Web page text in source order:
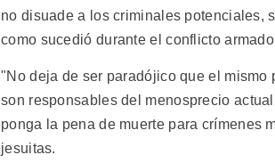
no disuade a los criminales potenciales,
como sucedió durante el conflicto
"No deja de ser paradójico que el
son responsables del menosprecio
ponga la pena de muerte para crímenes
jesuitas.